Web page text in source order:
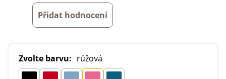
Přidat hodnocení
Zvolte barvu: růžová